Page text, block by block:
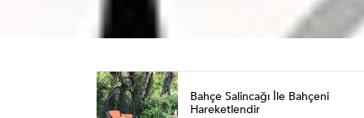
Bahçe Salincağı İle Bahçeni
Hareketlendir